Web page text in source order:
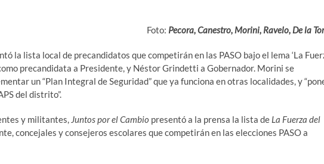
Foto: Pecora, Canestro, Morini, Ravelo, De la
la lista local de precandidatos que competirán en las PASO bajo el lema ‘La
precandidata a Presidente, y Néstor Grindetti a Gobernador. Morini se
un “Plan Integral de Seguridad” que ya funciona en otras localidades, y
del distrito”.
y militantes, Juntos por el Cambio presentó a la prensa la lista de La Fuerza del
concejales y consejeros escolares que competirán en las elecciones PASO a